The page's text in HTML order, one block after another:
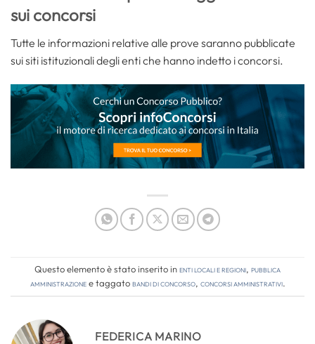
sui concorsi
Tutte le informazioni relative alle prove saranno pubblicate
sui siti istituzionali degli enti che hanno indetto i concorsi.
Questo elemento è stato inserito inEnti locali e regioni, Pubblica
amministrazionee taggatobandi di concorso, concorsi amministrativi.
FEDERICA MARINO